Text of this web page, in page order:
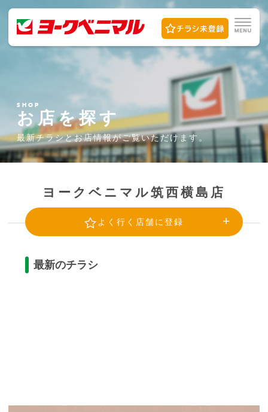
SHOP
お店を探す
最新チラシとお店情報がご覧いただけます。
ヨークベニマル筑西横島店
よく行く店舗に登録
最新のチラシ